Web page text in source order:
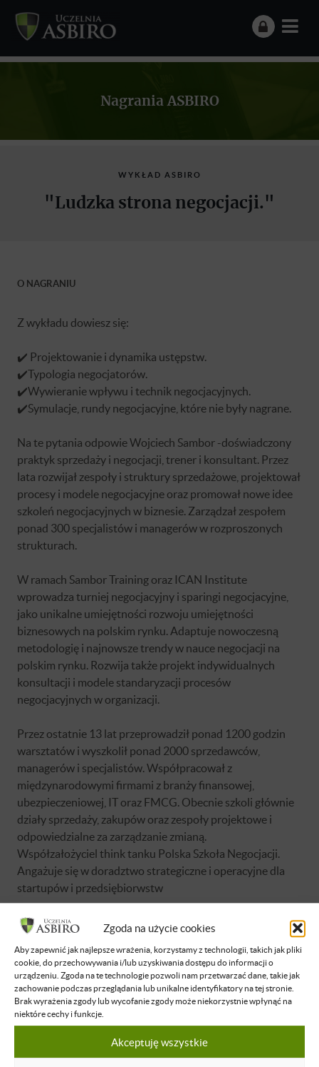
Zgoda na użycie cookies
Aby zapewnić jak najlepsze wrażenia, korzystamy z technologii, takich jak pliki
cookie, do przechowywania i/lub uzyskiwania dostępu do informacji o
urządzeniu. Zgoda na te technologie pozwoli nam przetwarzać dane, takie jak
zachowanie podczas przeglądania lub unikalne identyfikatory na tej stronie.
Brak wyrażenia zgody lub wycofanie zgody może niekorzystnie wpłynąć na
niektóre cechy i funkcje.
Akceptuję wszystkie
Nagrania ASBIRO
WYKŁAD ASBIRO
"Ludzka strona negocjacji."
O NAGRANIU
Z wykładu dowiesz się:
✔️ Projektowanie i dynamika ustępstw.
✔️Typologia negocjatorów.
✔️Wywieranie wpływu i technik negocjacyjnych.
✔️Symulacje, rundy negocjacyjne, które nie były nagrane.
Na te pytania odpowie Wojciech Sambor -doświadczony
praktyk sprzedaży i negocjacji, trener i konsultant. Przez
lata rozwijał zespoły i struktury sprzedażowe, projektował
procesy i modele negocjacyjne oraz promował nowe idee
szkoleń negocjacyjnych w biznesie. Zarządzał zespołem
ponad 300 specjalistów i managerów w rozproszonych
strukturach.
W ramach Sambor Training oraz ICAN Institute
wprowadza turniej negocjacyjny i sparingi negocjacyjne,
jako unikalne umiejętności rozwoju umiejętności
biznesowych na polskim rynku. Adaptuje nowoczesną
metodologię i najnowsze trendy w nauce negocjacji na
polskim rynku. Rozwija także projekt indywidualnych
konsultacji i modele standaryzacji procesów
negocjacyjnych w organizacji.
Przez ostatnie 13 lat przeprowadził ponad 1200 godzin
warsztatów i wyszkolił ponad 2000 sprzedawców,
managerów i specjalistów. Współpracował z
międzynarodowymi firmami z branży finansowej,
ubezpieczeniowej, IT oraz FMCG. Obecnie szkoli głównie
działy sprzedaży, zakupów oraz zespoły projektowe i
odpowiedzialne za zarządzanie zmianą.
Współzałożyciel think tanku Polska Szkoła Negocjacji.
Angażuje się w doradztwo strategiczne i operacyjne dla
startupów i przedsiębiorwstw
Ukończył Zarządzanie Zasobami Ludzkimi na SGH, oraz
Psychologię na UW. Szkolony przez renomowanych
trenerów z zakresu negocjacji, zarządzania strategicznego,
komunikacji i perswazji.
Autor książki o negocjacjach “Scenariusze negocjacji
biznesowych - Trening umiejętności”